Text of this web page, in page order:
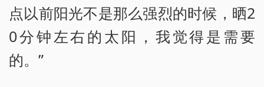
点以前阳光不是那么强烈的时候，晒2
0分钟左右的太阳，我觉得是需要
的。”